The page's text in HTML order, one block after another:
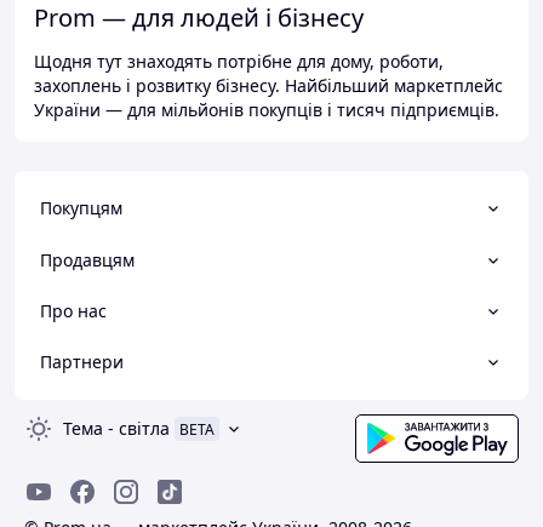
Prom — для людей і бізнесу
Щодня тут знаходять потрібне для дому, роботи,
захоплень і розвитку бізнесу. Найбільший маркетплейс
України — для мільйонів покупців і тисяч підприємців.
Покупцям
Продавцям
Про нас
Партнери
Тема - світла BETA